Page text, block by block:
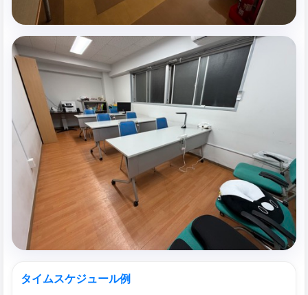
タイムスケジュール例